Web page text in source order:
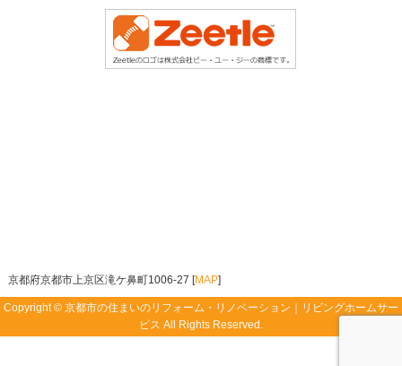
京都府京都市上京区滝ケ鼻町1006-27 [MAP]
Copyright © 京都市の住まいのリフォーム・リノベーション｜リビングホームサー
ビス All Rights Reserved.